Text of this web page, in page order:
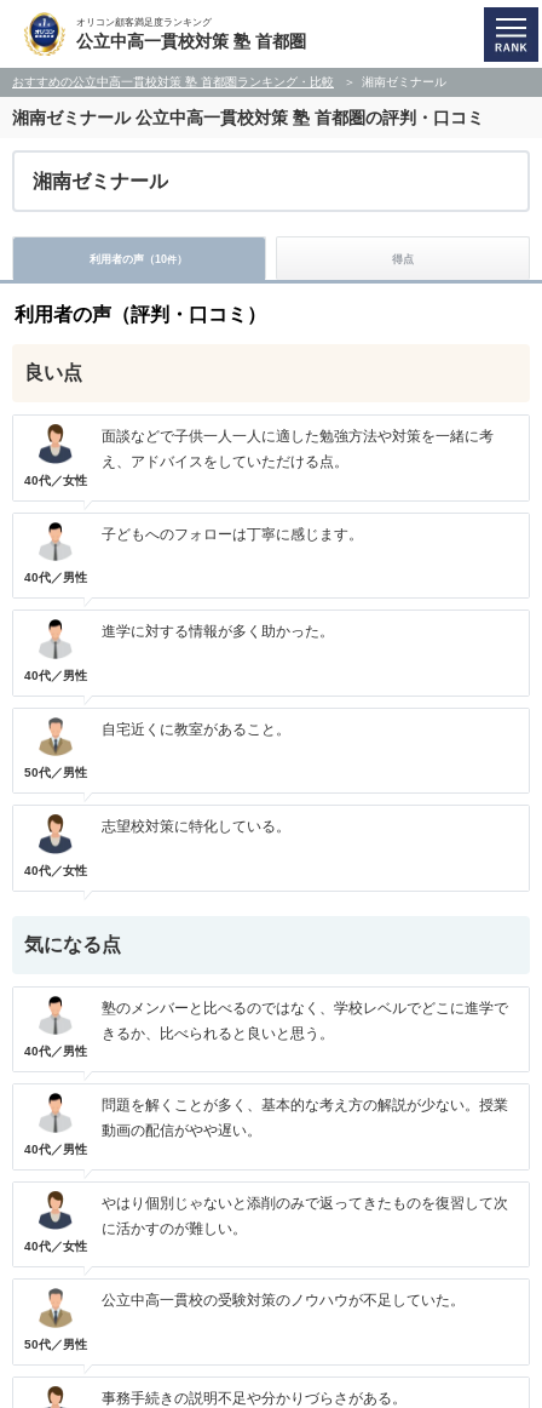
オリコン顧客満足度ランキング
公立中高一貫校対策 塾 首都圏
おすすめの公立中高一貫校対策 塾 首都圏ランキング・比較 湘南ゼミナール
湘南ゼミナール公立中高一貫校対策 塾 首都圏の評判・口コミ
湘南ゼミナール
利用者の声（10件） 得点
利用者の声（評判・口コミ）
良い点
40代／女性
面談などで子供一人一人に適した勉強方法や対策を一緒に考
え、アドバイスをしていただける点。
40代／男性
子どもへのフォローは丁寧に感じます。
40代／男性
進学に対する情報が多く助かった。
50代／男性
自宅近くに教室があること。
40代／女性
志望校対策に特化している。
気になる点
40代／男性
塾のメンバーと比べるのではなく、学校レベルでどこに進学で
きるか、比べられると良いと思う。
40代／男性
問題を解くことが多く、基本的な考え方の解説が少ない。授業
動画の配信がやや遅い。
40代／女性
やはり個別じゃないと添削のみで返ってきたものを復習して次
に活かすのが難しい。
50代／男性
公立中高一貫校の受験対策のノウハウが不足していた。
事務手続きの説明不足や分かりづらさがある。